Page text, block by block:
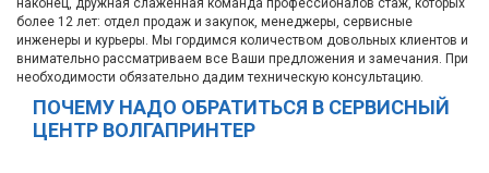
наконец, дружная слаженная команда профессионалов стаж, которых
более 12 лет: отдел продаж и закупок, менеджеры, сервисные
инженеры и курьеры. Мы гордимся количеством довольных клиентов и
внимательно рассматриваем все Ваши предложения и замечания. При
необходимости обязательно дадим техническую консультацию.
ПОЧЕМУ НАДО ОБРАТИТЬСЯ В СЕРВИСНЫЙ
ЦЕНТР ВОЛГАПРИНТЕР